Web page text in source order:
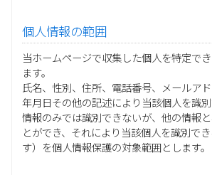
個人情報の範囲
当ホームページで収集した個人を特定で
ます。
氏名、性別、住所、電話番号、メールア
年月日その他の記述により当該個人を識
情報のみでは識別できないが、他の情報
とができ、それにより当該個人を識別で
す）を個人情報保護の対象範囲とします。